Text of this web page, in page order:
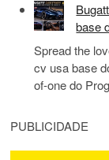
base
Spread the
cv usa base
of-one do
PUBLICIDADE